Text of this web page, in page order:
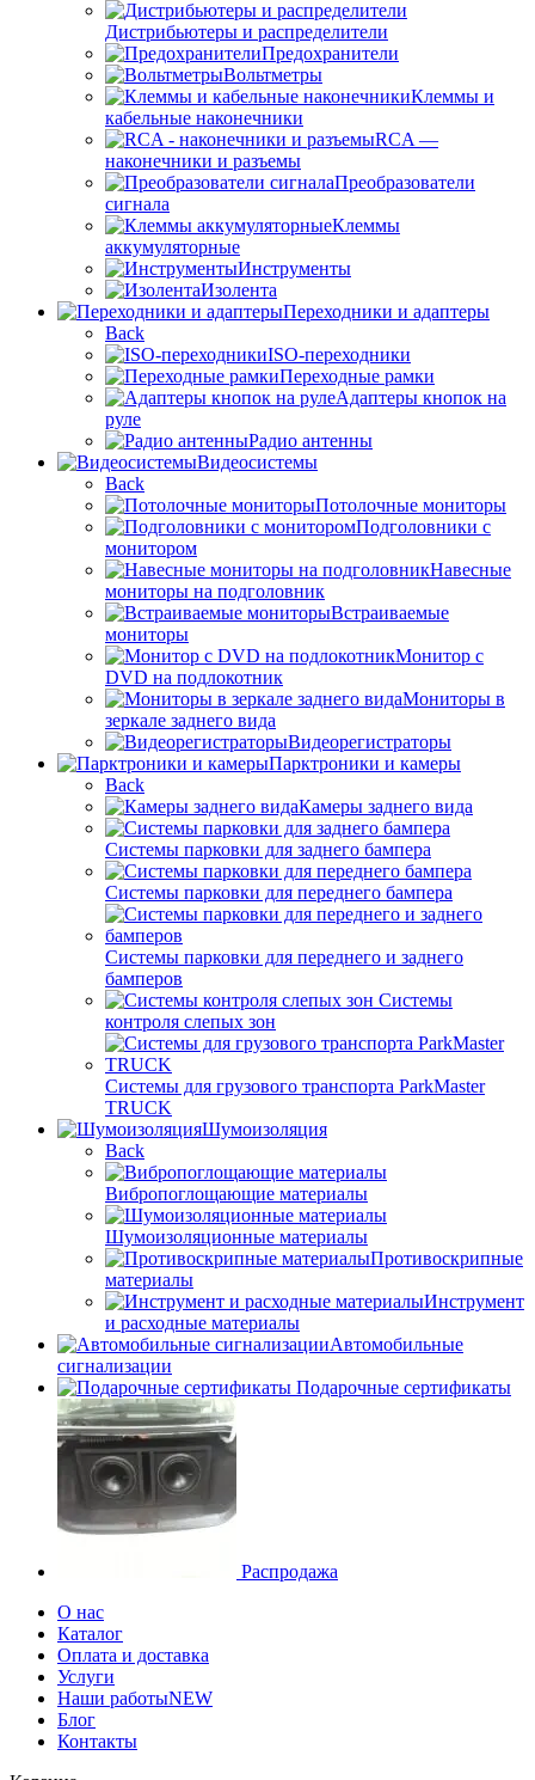
Дистрибьютеры и распределители
Предохранители
Вольтметры
Клеммы и
кабельные наконечники
RCA —
наконечники и разъемы
Преобразователи
сигнала
Клеммы
аккумуляторные
Инструменты
Изолента
Переходники и адаптеры
Back
ISO-переходники
Переходные рамки
Адаптеры кнопок на
руле
Радио антенны
Видеосистемы
Back
Потолочные мониторы
Подголовники с
монитором
Навесные
мониторы на подголовник
Встраиваемые
мониторы
Монитор с
DVD на подлокотник
Мониторы в
зеркале заднего вида
Видеорегистраторы
Парктроники и камеры
Back
Камеры заднего вида
Системы парковки для заднего бампера
Системы парковки для переднего бампера
Системы парковки для переднего и заднего
бамперов
Системы
контроля слепых зон
Системы для грузового транспорта ParkMaster
TRUCK
Шумоизоляция
Back
Вибропоглощающие материалы
Шумоизоляционные материалы
Противоскрипные
материалы
Инструмент
и расходные материалы
Автомобильные
сигнализации
Подарочные сертификаты
Распродажа
О нас
Каталог
Оплата и доставка
Услуги
Наши работыNEW
Блог
Контакты